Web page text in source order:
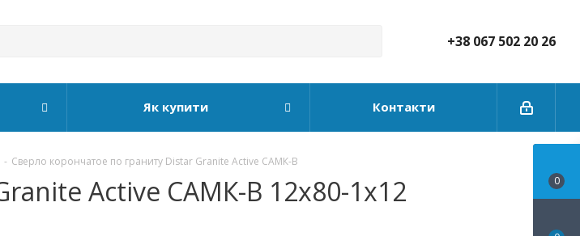
+38 067 502 20 26
Як купити Контакти
- Сверло корончатое по граниту Distar Granite Active САМК-B
Active САМК-B 12x80-1x12 0